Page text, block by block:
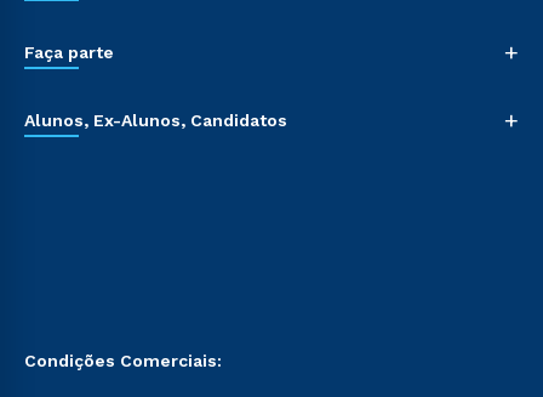
Faça parte +
Alunos, Ex-Alunos, Candidatos +
Condições Comerciais: